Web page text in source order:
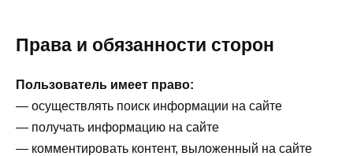
Права и обязанности сторон
Пользователь имеет право:
— осуществлять поиск информации на сайте
— получать информацию на сайте
— комментировать контент, выложенный на сайте